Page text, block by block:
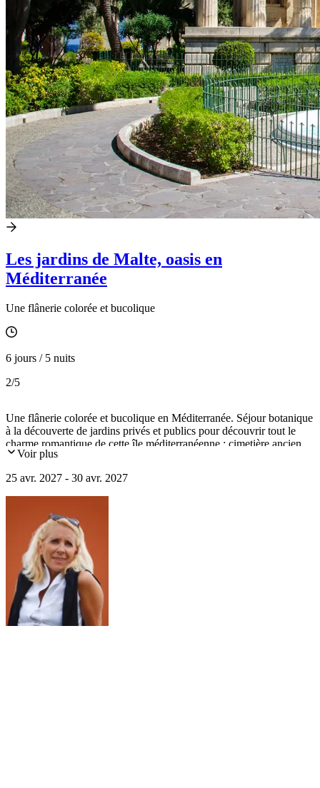
Les jardins de Malte, oasis en
Méditerranée
Une flânerie colorée et bucolique
6 jours / 5 nuits
2/5
Une flânerie colorée et bucolique en Méditerranée. Séjour botanique
à la découverte de jardins privés et publics pour découvrir tout le
charme romantique de cette île méditerranéenne : cimetière ancien
Bastion, jardins botaniques Argotti et San Anton, carrière de
Bologna et Parisio, dîner dans une vieille maison de Mdina
reconvertie...
Voir plus
25 avr. 2027 - 30 avr. 2027